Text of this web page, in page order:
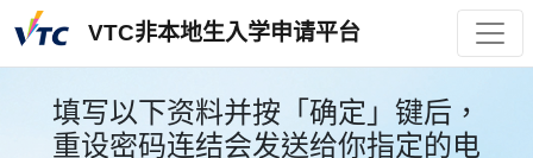
VTC非本地生入学申请平台
填写以下资料并按「确定」键后，
重设密码连结会发送给你指定的电